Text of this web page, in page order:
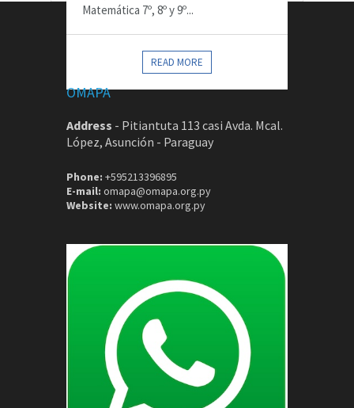
Matemática 7º, 8º y 9º...
READ MORE
OMAPA
Address - Pitiantuta 113 casi Avda. Mcal.
López, Asunción - Paraguay
Phone: +595213396895
E-mail: omapa@omapa.org.py
Website: www.omapa.org.py